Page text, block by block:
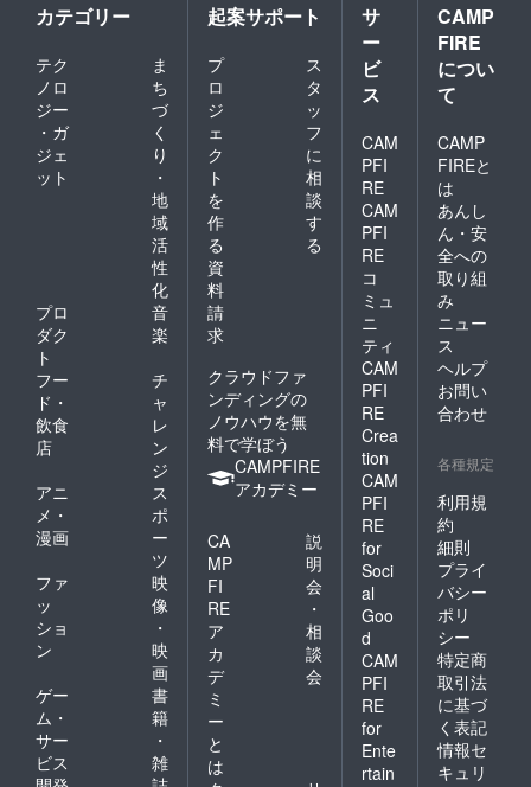
カテゴリー
テク
ノロ
ジー
・ガ
ジェ
ット
ま
ち
づ
く
り
・
地
域
活
性
化
プロ
ダク
ト
音
楽
フー
ド・
飲食
店
チ
ャ
レ
ン
ジ
アニ
メ・
漫画
ス
ポ
ー
ツ
ファ
ッ
ショ
ン
映
像
・
映
画
ゲー
ム・
サー
ビス
書
籍
・
雑
起案サポート
プ
ロ
ジ
ェ
ク
ト
を
作
る
ス
タ
ッ
フ
に
相
談
す
る
資
料
請
求
クラウドファ
ンディングの
ノウハウを無
料で学ぼう
CAMPFIRE
アカデミー
CA
MP
FI
RE
ア
カ
デ
ミ
ー
と
は
説
明
会
・
相
談
会
サ
ー
ビ
ス
CAM
PFI
RE
CAM
PFI
RE
コ
ミュ
ニ
ティ
CAM
PFI
RE
Crea
tion
CAM
PFI
RE
for
Soci
al
Goo
d
CAM
PFI
RE
for
Ente
rtain
CAMP
FIRE
につい
て
CAMP
FIREと
は
あんし
ん・安
全への
取り組
み
ニュー
ス
ヘルプ
お問い
合わせ
各種規定
利用規
約
細則
プライ
バシー
ポリ
シー
特定商
取引法
に基づ
く表記
情報セ
キュリ